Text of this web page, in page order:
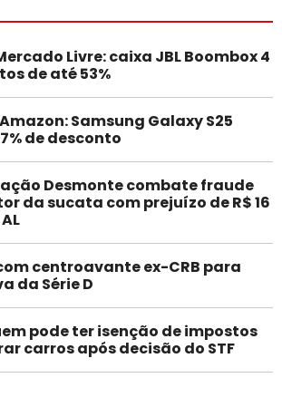
Livre: caixa JBL Boombox 4
de até 53%
Samsung Galaxy S25
de desconto
Desmonte combate fraude
da sucata com prejuízo de R$ 16
centroavante ex-CRB para
da Série D
pode ter isenção de impostos
carros após decisão do STF